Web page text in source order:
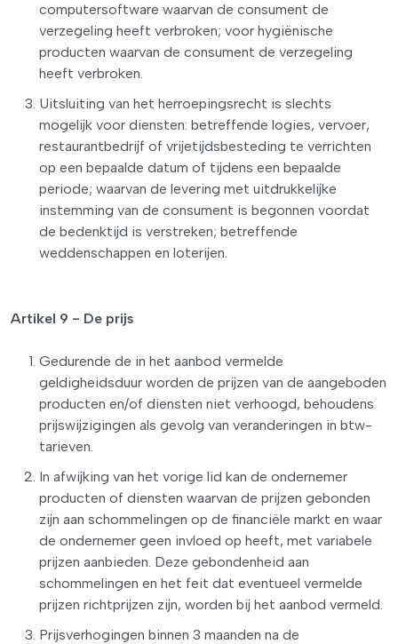
computersoftware waarvan de consument de
verzegeling heeft verbroken; voor hygiënische
producten waarvan de consument de verzegeling
heeft verbroken.
Uitsluiting van het herroepingsrecht is slechts
mogelijk voor diensten: betreffende logies, vervoer,
restaurantbedrijf of vrijetijdsbesteding te verrichten
op een bepaalde datum of tijdens een bepaalde
periode; waarvan de levering met uitdrukkelijke
instemming van de consument is begonnen voordat
de bedenktijd is verstreken; betreffende
weddenschappen en loterijen.
Artikel 9 - De prijs
Gedurende de in het aanbod vermelde
geldigheidsduur worden de prijzen van de aangeboden
producten en/of diensten niet verhoogd, behoudens
prijswijzigingen als gevolg van veranderingen in btw-
tarieven.
In afwijking van het vorige lid kan de ondernemer
producten of diensten waarvan de prijzen gebonden
zijn aan schommelingen op de financiële markt en waar
de ondernemer geen invloed op heeft, met variabele
prijzen aanbieden. Deze gebondenheid aan
schommelingen en het feit dat eventueel vermelde
prijzen richtprijzen zijn, worden bij het aanbod vermeld.
Prijsverhogingen binnen 3 maanden na de